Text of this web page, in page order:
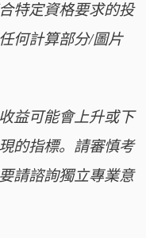
特定資格要求的投
何計算部分/圖片
益可能會上升或下
的指標。請審慎考
請諮詢獨立專業意